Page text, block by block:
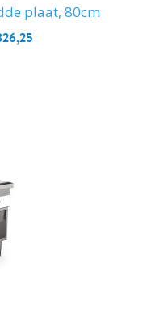
plaat, 80cm